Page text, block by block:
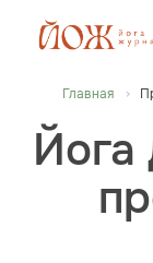
Главная
Йога